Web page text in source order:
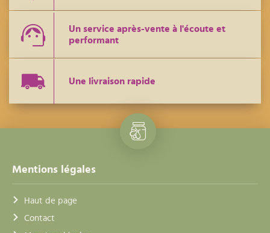
Un service après-vente à l'écoute et
performant
Une livraison rapide
Mentions légales
Haut de page
Contact